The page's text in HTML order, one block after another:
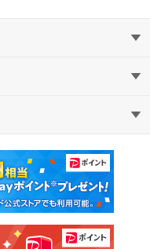
マンション
一戸建て
て！住まいの先生